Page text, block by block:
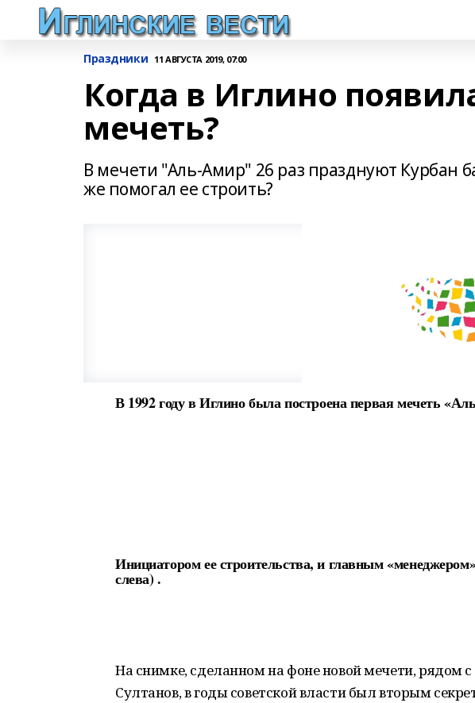
Праздники 11 АВГУСТА 2019, 07:00
Когда в Иглино
мечеть?
В мечети "Аль-Амир" 26 раз празднуют Курбан
же помогал ее строить?
В 1992 году в Иглино была построена первая мечеть
Инициатором ее строительства, и главным
слева) .
На снимке, сделанном на фоне новой мечети, рядом
Султанов, в годы советской власти был вторым